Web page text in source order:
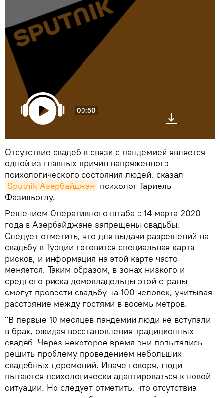
00:50
Отсутствие свадеб в связи с пандемией является
одной из главных причин напряженного
психологического состояния людей, сказал
Sputnik Азербайджан психолог Тариель
Фазильоглу.
Решением Оперативного штаба с 14 марта 2020
года в Азербайджане запрещены свадьбы.
Следует отметить, что для выдачи разрешений на
свадьбу в Турции готовится специальная карта
рисков, и информация на этой карте часто
меняется. Таким образом, в зонах низкого и
среднего риска домовладельцы этой страны
смогут провести свадьбу на 100 человек, учитывая
расстояние между гостями в восемь метров.
"В первые 10 месяцев пандемии люди не вступали
в брак, ожидая восстановления традиционных
свадеб. Через некоторое время они попытались
решить проблему проведением небольших
свадебных церемоний. Иначе говоря, люди
пытаются психологически адаптироваться к новой
ситуации. Но следует отметить, что отсутствие